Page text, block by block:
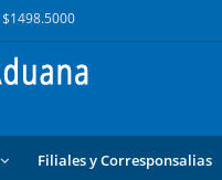
$1498.5000
Filiales y Corresponsalias